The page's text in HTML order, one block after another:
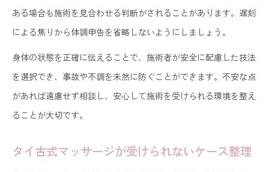
ある場合も施術を見合わせる判断がされることがあります。遅刻
による焦りから体調申告を省略しないようにしましょう。
身体の状態を正確に伝えることで、施術者が安全に配慮した技法
を選択でき、事故や不調を未然に防ぐことができます。不安な点
があれば遠慮せず相談し、安心して施術を受けられる環境を整え
ることが大切です。
タイ古式マッサージが受けられないケース整理